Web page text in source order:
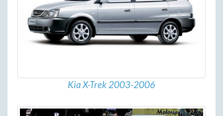
Kia X-Trek 2003-2006